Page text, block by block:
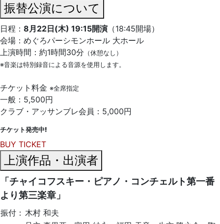
振替公演について
日程： 8月22日(木) 19:15開演 （18:45開場）
会場：めぐろパーシモンホール 大ホール
上演時間：約1時間30分 （休憩なし）
※音楽は特別録音による音源を使用します。
チケット料金 ※全席指定
一般：5,500円
クラブ・アッサンブレ会員：5,000円
チケット発売中!
BUY TICKET
上演作品・出演者
「チャイコフスキー・ピアノ・コンチェルト第一番
より第三楽章」
振付： 木村 和夫